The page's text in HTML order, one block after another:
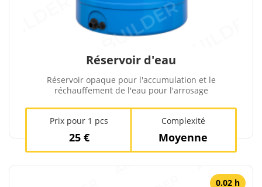
Réservoir d'eau
Réservoir opaque pour l'accumulation et le
réchauffement de l'eau pour l'arrosage
Prix ​​pour 1 pcs
25 €
Complexité
Moyenne
0.02 h